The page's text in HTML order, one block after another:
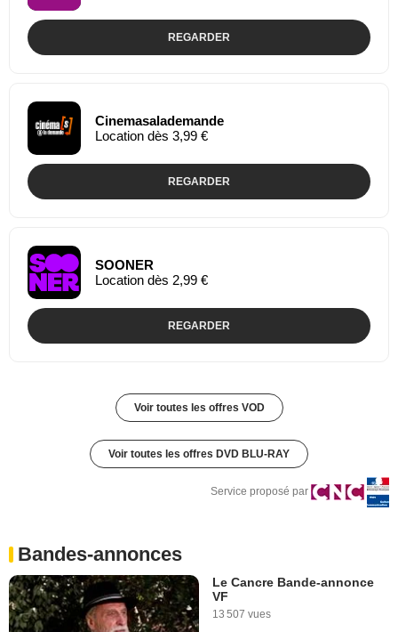
REGARDER
Cinemasalademande
Location dès 3,99 €
REGARDER
SOONER
Location dès 2,99 €
REGARDER
Voir toutes les offres VOD
Voir toutes les offres DVD BLU-RAY
Service proposé par
Bandes-annonces
Le Cancre Bande-annonce
VF
13 507 vues